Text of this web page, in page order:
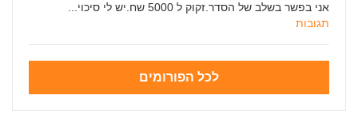
אני בפשר בשלב של הסדר.זקוק ל 5000 שח.יש לי סיכוי...
תגובות
לכל הפורומים